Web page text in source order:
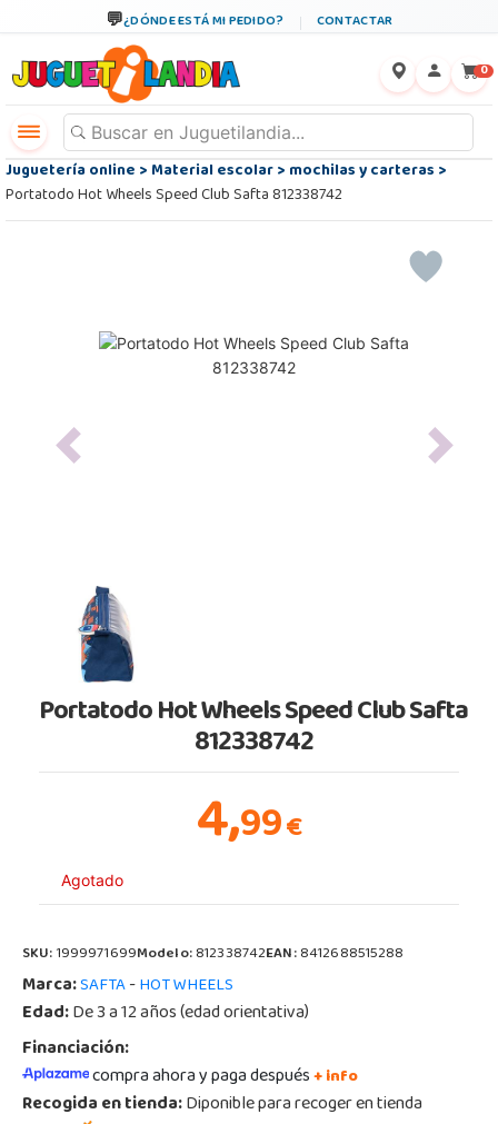
¿DÓNDE ESTÁ MI PEDIDO? CONTACTAR
0
Juguetería online>Material escolar>mochilas y carteras>
Portatodo Hot Wheels Speed Club Safta 812338742
Previous Next
Portatodo Hot Wheels Speed Club Safta
812338742
4,99€
Agotado
SKU:1999971699Modelo:812338742EAN:8412688515288
Marca:SAFTA-HOT WHEELS
Edad:De 3 a 12 años (edad orientativa)
Financiación:
compra ahora y paga después+ info
Recogida en tienda:Diponible para recoger en tienda